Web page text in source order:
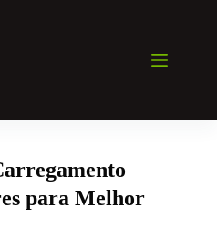
para Melhor